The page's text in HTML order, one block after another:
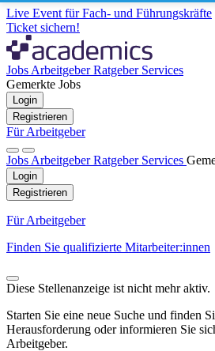
Live Event für Fach- und Führungskräfte
Ticket sichern!
Jobs ArbeitgeberRatgeber Services
Gemerkte Jobs
Login
Registrieren
Für Arbeitgeber
Jobs ArbeitgeberRatgeber Services
Login
Registrieren
Für Arbeitgeber
Finden Sie qualifizierte Mitarbeiter:innen
Diese Stellenanzeige ist nicht mehr aktiv.
Starten Sie eine neue Suche und finden
Herausforderung oder informieren Sie
Arbeitgeber.